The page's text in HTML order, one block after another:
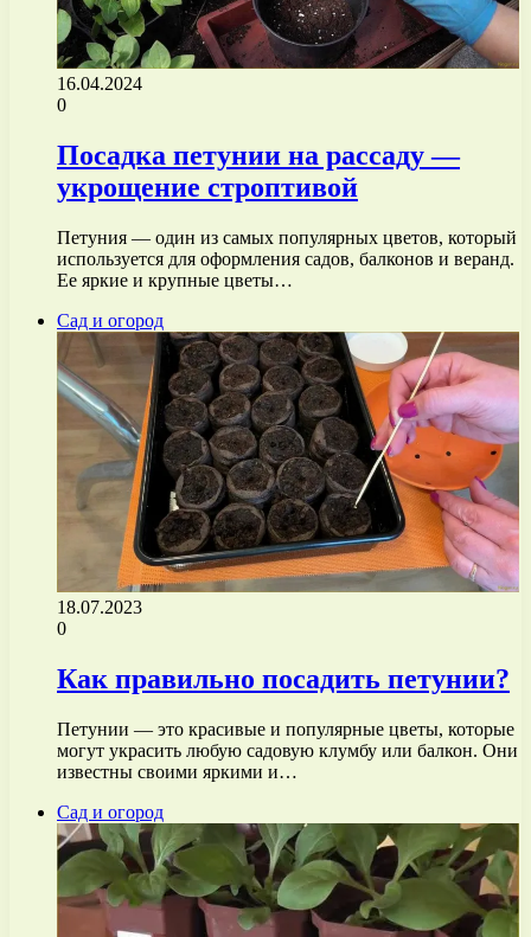
16.04.2024
0
Посадка петунии на рассаду —
укрощение строптивой
Петуния — один из самых популярных цветов, который
используется для оформления садов, балконов и веранд.
Ее яркие и крупные цветы…
Сад и огород
18.07.2023
0
Как правильно посадить петунии?
Петунии — это красивые и популярные цветы, которые
могут украсить любую садовую клумбу или балкон. Они
известны своими яркими и…
Сад и огород